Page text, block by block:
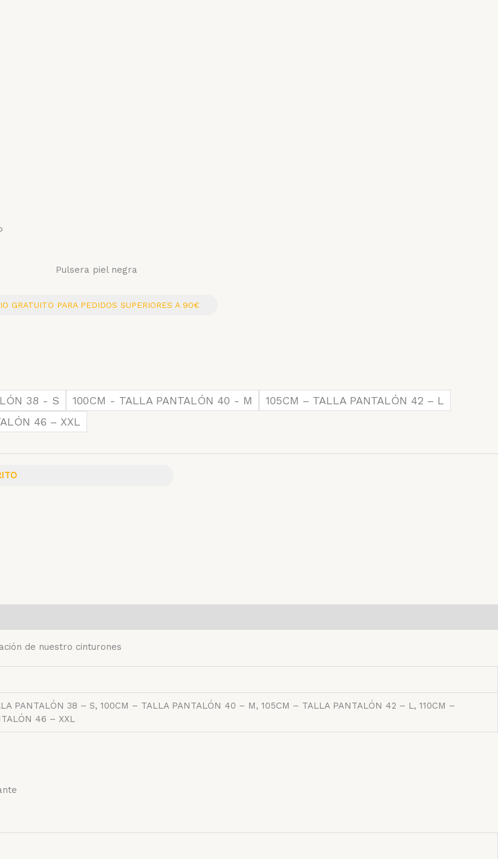
GRATUITO PARA PEDIDOS SUPERIORES A 90€
38 - S 100CM - TALLA PANTALÓN 40 - M
105CM – TALLA PANTALÓN 42 – L
46 – XXL
de nuestro cinturones
PANTALÓN 38 – S, 100CM – TALLA PANTALÓN 40 – M, 105CM – TALLA PANTALÓN 42 – L, 110CM –
46 – XXL